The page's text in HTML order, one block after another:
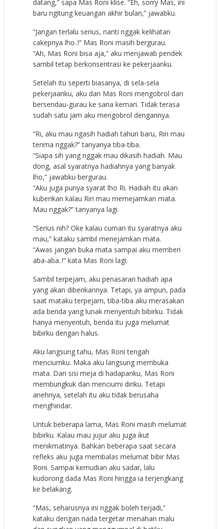
datang,” sapa Mas Roni klise. “Eh, sorry Mas, ini
baru ngitung keuangan akhir bulan,” jawabku.
“Jangan terlalu serius, nanti nggak kelihatan
cakepnya lho..!” Mas Roni masih bergurau.
“Ah, Mas Roni bisa aja,” aku menjawab pendek
sambil tetap berkonsentrasi ke pekerjaanku.
Setelah itu seperti biasanya, di sela-sela
pekerjaanku, aku dan Mas Roni mengobrol dan
bersendau-gurau ke sana kemari. Tidak terasa
sudah satu jam aku mengobrol dengannya.
“Ri, aku mau ngasih hadiah tahun baru, Riri mau
terima nggak?” tanyanya tiba-tiba.
“Siapa sih yang nggak mau dikasih hadiah. Mau
dong, asal syaratnya hadiahnya yang banyak
lho,” jawabku bergurau.
“Aku juga punya syarat lho Ri. Hadiah itu akan
kuberikan kalau Riri mau memejamkan mata.
Mau nggak?” tanyanya lagi.
“Serius nih? Oke kalau cuman itu syaratnya aku
mau,” kataku sambil menejamkan mata.
“Awas jangan buka mata sampai aku memberi
aba-aba..!” kata Mas Roni lagi.
Sambil terpejam, aku penasaran hadiah apa
yang akan diberikannya. Tetapi, ya ampun, pada
saat mataku terpejam, tiba-tiba aku merasakan
ada benda yang lunak menyentuh bibirku. Tidak
hanya menyentuh, benda itu juga melumat
bibirku dengan halus.
Aku langsung tahu, Mas Roni tengah
menciumku. Maka aku langsung membuka
mata. Dari sisi meja di hadapanku, Mas Roni
membungkuk dan menciumi diriku. Tetapi
anehnya, setelah itu aku tidak berusaha
menghindar.
Untuk beberapa lama, Mas Roni masih melumat
bibirku. Kalau mau jujur aku juga ikut
menikmatinya. Bahkan beberapa saat secara
refleks aku juga membalas melumat bibir Mas
Roni. Sampai kemudian aku sadar, lalu
kudorong dada Mas Roni hingga ia terjengkang
ke belakang.
“Mas, seharusnya ini nggak boleh terjadi,”
kataku dengan nada tergetar menahan malu